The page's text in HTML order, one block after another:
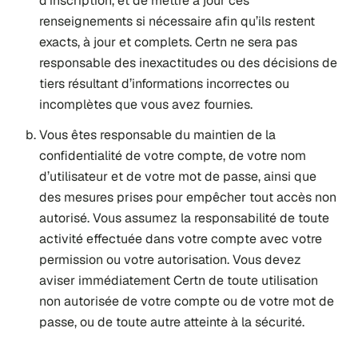
renseignements si nécessaire afin qu’ils restent
exacts, à jour et complets. Certn ne sera pas
responsable des inexactitudes ou des décisions de
tiers résultant d’informations incorrectes ou
incomplètes que vous avez fournies.
Vous êtes responsable du maintien de la
confidentialité de votre compte, de votre nom
d’utilisateur et de votre mot de passe, ainsi que
des mesures prises pour empêcher tout accès non
autorisé. Vous assumez la responsabilité de toute
activité effectuée dans votre compte avec votre
permission ou votre autorisation. Vous devez
aviser immédiatement Certn de toute utilisation
non autorisée de votre compte ou de votre mot de
passe, ou de toute autre atteinte à la sécurité.